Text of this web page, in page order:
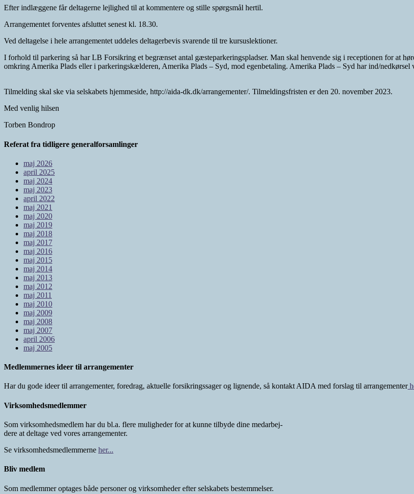
Efter indlæggene får deltagerne lejlighed til at kommentere og stille spørgsmål hertil.
Arrangementet forventes afsluttet senest kl. 18.30.
Ved deltagelse i hele arrangementet uddeles deltagerbevis svarende til tre kursuslektioner.
I forhold til parkering så har LB Forsikring et begrænset antal gæsteparkeringspladser. Man skal henvende sig i receptionen for at
omkring Amerika Plads eller i parkeringskælderen, Amerika Plads – Syd, mod egenbetaling. Amerika Plads – Syd har ind/
Tilmelding skal ske via selskabets hjemmeside, http://aida-dk.dk/arrangementer/. Tilmeldingsfristen er den 20. november 2023.
Med venlig hilsen
Torben Bondrop
Referat fra tidligere generalforsamlinger
maj 2026
april 2025
maj 2024
maj 2023
april 2022
maj 2021
maj 2020
maj 2019
maj 2018
maj 2017
maj 2016
maj 2015
maj 2014
maj 2013
maj 2012
maj 2011
maj 2010
maj 2009
maj 2008
maj 2007
april 2006
maj 2005
Medlemmernes ideer til arrangementer
Har du gode ideer til arrangementer, foredrag, aktuelle forsikringssager og lignende, så kontakt AIDA med forslag til arrangementer
Virksomhedsmedlemmer
Som virksomhedsmedlem har du bl.a. flere muligheder for at kunne tilbyde dine medarbej-
dere at deltage ved vores arrangementer.
Se virksomhedsmedlemmerne her...
Bliv medlem
Som medlemmer optages både personer og virksomheder efter selskabets bestemmelser.